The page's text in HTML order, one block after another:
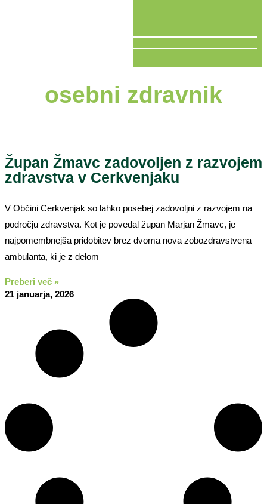
osebni zdravnik
Župan Žmavc zadovoljen z razvojem
zdravstva v Cerkvenjaku
V Občini Cerkvenjak so lahko posebej zadovoljni z razvojem na
področju zdravstva. Kot je povedal župan Marjan Žmavc, je
najpomembnejša pridobitev brez dvoma nova zobozdravstvena
ambulanta, ki je z delom
Preberi več »
21 januarja, 2026